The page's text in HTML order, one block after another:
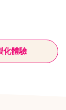
化體驗